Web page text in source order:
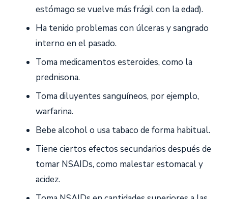
estómago se vuelve más frágil con la edad).
Ha tenido problemas con úlceras y sangrado
interno en el pasado.
Toma medicamentos esteroides, como la
prednisona.
Toma diluyentes sanguíneos, por ejemplo,
warfarina.
Bebe alcohol o usa tabaco de forma habitual.
Tiene ciertos efectos secundarios después de
tomar NSAIDs, como malestar estomacal y
acidez.